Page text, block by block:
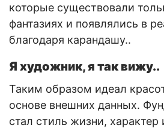
которые существовали
фантазиях и появлялись в
благодаря карандашу..
Я художник, я так вижу..
Таким образом идеал
основе внешних данных.
стал стиль жизни, характер